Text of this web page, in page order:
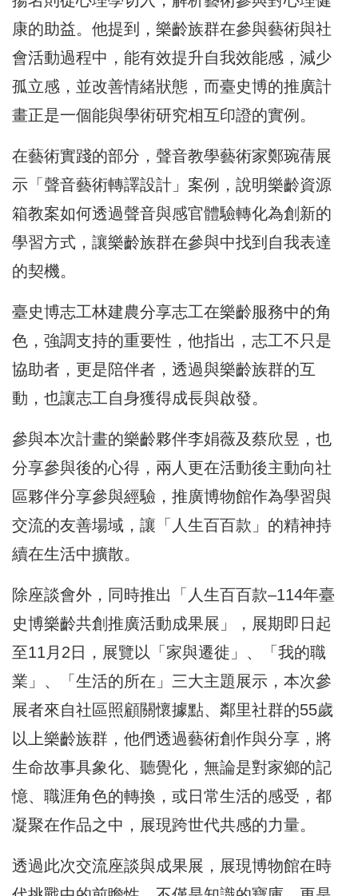
康的助益。他提到，樂齡族群在參與藝術與社
會活動過程中，能有效提升自我效能感，減少
孤立感，並改善情緒狀態，而臺史博的推廣計
畫正是一個能與學術研究相互印證的實例。
在藝術實踐的部分，聲音教學藝術家鄭琬蒨展
示「聲音藝術轉譯設計」案例，說明樂齡資源
箱教案如何透過聲音與感官體驗轉化為創新的
學習方式，讓樂齡族群在參與中找到自我表達
的契機。
臺史博志工林建農分享志工在樂齡服務中的角
色，強調支持的重要性，他指出，志工不只是
協助者，更是陪伴者，透過與樂齡族群的互
動，也讓志工自身獲得成長與啟發。
參與本次計畫的樂齡夥伴李娟薇及蔡欣昱，也
分享參與後的心得，兩人更在活動後主動向社
區夥伴分享參與經驗，推廣博物館作為學習與
交流的友善場域，讓「人生百百款」的精神持
續在生活中擴散。
除座談會外，同時推出「人生百百款–114年臺
史博樂齡共創推廣活動成果展」，展期即日起
至11月2日，展覽以「家與遷徙」、「我的職
業」、「生活的所在」三大主題展示，本次參
展者來自社區照顧關懷據點、鄰里社群的55歲
以上樂齡族群，他們透過藝術創作與分享，將
生命故事具象化、聽覺化，無論是對家鄉的記
憶、職涯角色的轉換，或日常生活的感受，都
凝聚在作品之中，展現跨世代共感的力量。
透過此次交流座談與成果展，展現博物館在時